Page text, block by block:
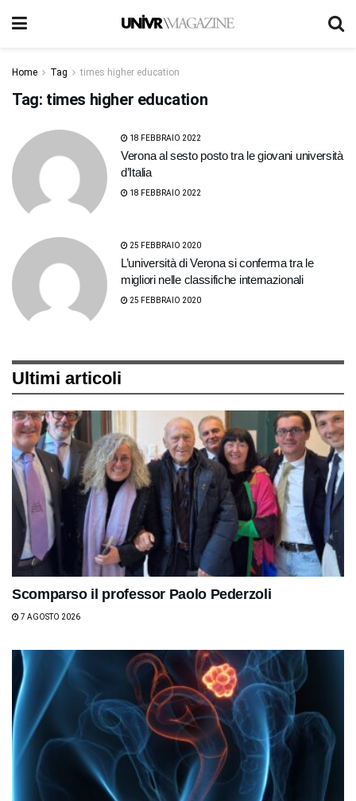
Home Tag times higher education
Tag: times higher education
18 FEBBRAIO 2022
Verona al sesto posto tra le giovani università
d’Italia
18 FEBBRAIO 2022
25 FEBBRAIO 2020
L’università di Verona si conferma tra le
migliori nelle classifiche internazionali
25 FEBBRAIO 2020
Ultimi articoli
Scomparso il professor Paolo Pederzoli
7 AGOSTO 2026